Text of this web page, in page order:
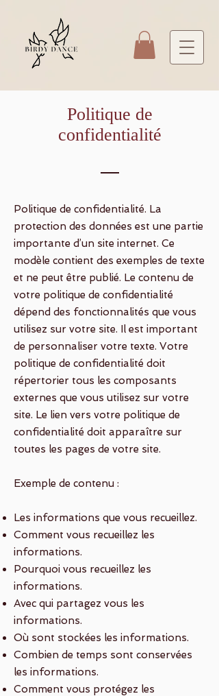
Politique de
confidentialité
Politique de confidentialité. La
protection des données est une partie
importante d’un site internet. Ce
modèle contient des exemples de texte
et ne peut être publié. Le contenu de
votre politique de confidentialité
dépend des fonctionnalités que vous
utilisez sur votre site. Il est important
de personnaliser votre texte. Votre
politique de confidentialité doit
répertorier tous les composants
externes que vous utilisez sur votre
site. Le lien vers votre politique de
confidentialité doit apparaître sur
toutes les pages de votre site.
Exemple de contenu :
Les informations que vous recueillez.
Comment vous recueillez les
informations.
Pourquoi vous recueillez les
informations.
Avec qui partagez vous les
informations.
Où sont stockées les informations.
Combien de temps sont conservées
les informations.
Comment vous protégez les